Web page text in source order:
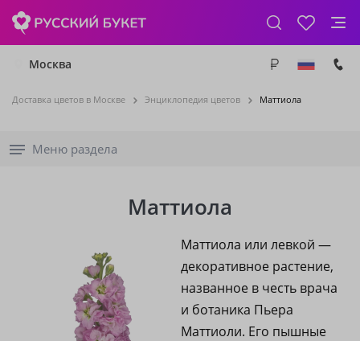
Москва
Доставка цветов в Москве Энциклопедия цветов Маттиола
Меню раздела
Маттиола
Маттиола или левкой —
декоративное растение,
названное в честь врача
и ботаника Пьера
Маттиоли. Его пышные